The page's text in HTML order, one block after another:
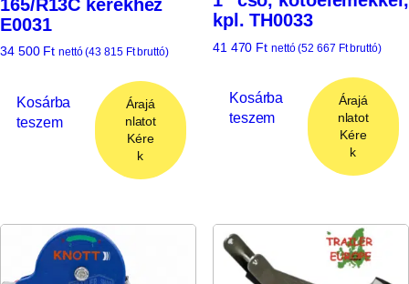
165/R13C kerékhez
E0031
34 500 Ft nettó (43 815 Ftbruttó)
Kosárba
teszem
Árajá
nlatot
Kére
k
kpl. TH0033
41 470 Ft nettó (52 667 Ftbruttó)
Kosárba
teszem
Árajá
nlatot
Kére
k